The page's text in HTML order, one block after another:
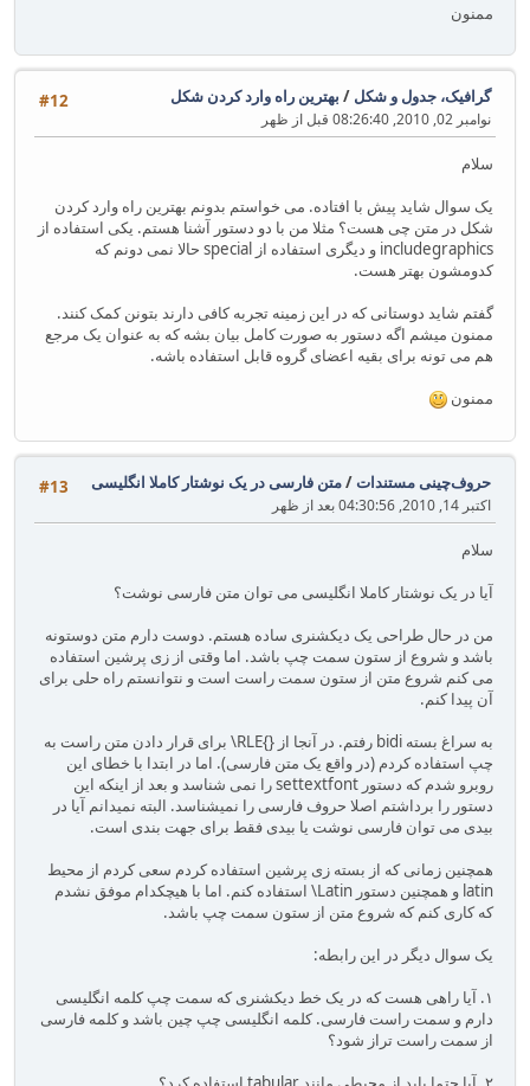
ممنون
#12 گرافیک، جدول و شکل / بهترین راه وارد کردن شکل
نوامبر 02, 2010, 08:26:40 قبل از ظهر
سلام
یک سوال شاید پیش با افتاده. می خواستم بدونم بهترین راه وارد کردن
شکل در متن چی هست؟ مثلا من با دو دستور آشنا هستم. یکی استفاده از
includegraphics و دیگری استفاده از special حالا نمی دونم که
کدومشون بهتر هست.
گفتم شاید دوستانی که در این زمینه تجربه کافی دارند بتونن کمک کنند.
ممنون میشم اگه دستور به صورت کامل بیان بشه که به عنوان یک مرجع
هم می تونه برای بقیه اعضای گروه قابل استفاده باشه.
ممنون
#13 حروف‌چینی مستندات/متن فارسی در یک نوشتار کاملا انگلیسی
اکتبر 14, 2010, 04:30:56 بعد از ظهر
سلام
آیا در یک نوشتار کاملا انگلیسی می توان متن فارسی نوشت؟
من در حال طراحی یک دیکشنری ساده هستم. دوست دارم متن دوستونه
باشد و شروع از ستون سمت چپ باشد. اما وقتی از زی پرشین استفاده
می کنم شروع متن از ستون سمت راست است و نتوانستم راه حلی برای
آن پیدا کنم.
به سراغ بسته bidi رفتم. در آنجا از {}RLE\ برای قرار دادن متن راست به
چپ استفاده کردم (در واقع یک متن فارسی). اما در ابتدا با خطای این
روبرو شدم که دستور settextfont را نمی شناسد و بعد از اینکه این
دستور را برداشتم اصلا حروف فارسی را نمیشناسد. البته نمیدانم آیا در
بیدی می توان فارسی نوشت یا بیدی فقط برای جهت بندی است.
همچنین زمانی که از بسته زی پرشین استفاده کردم سعی کردم از محیط
latin و همچنین دستور Latin\ استفاده کنم. اما با هیچکدام موفق نشدم
که کاری کنم که شروع متن از ستون سمت چپ باشد.
یک سوال دیگر در این رابطه:
۱. آیا راهی هست که در یک خط دیکشنری که سمت چپ کلمه انگلیسی
دارم و سمت راست فارسی. کلمه انگلیسی چپ چین باشد و کلمه فارسی
از سمت راست تراز شود؟